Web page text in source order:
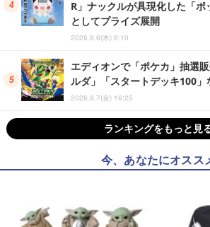
R」ナックルが具現化した「
としてプライズ展開
2026.8.6(木) 6:10
エディオンで「ポケカ」抽選
ルダ」「スタートデッキ100
2026.8.7(金) 16:25
ランキングをもっと見
今、あなたにオスス